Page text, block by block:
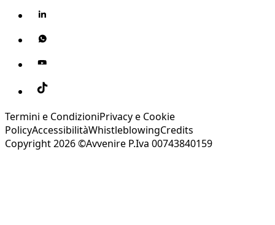
Termini e CondizioniPrivacy e Cookie
PolicyAccessibilitàWhistleblowingCredits
Copyright 2026 ©Avvenire P.Iva 00743840159